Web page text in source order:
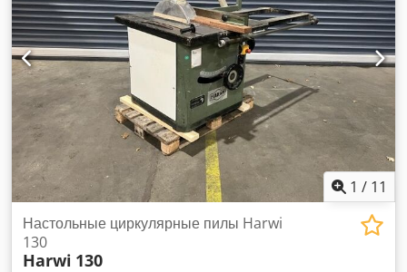
1 / 11
Настольные циркулярные пилы Harwi
130
Harwi 130